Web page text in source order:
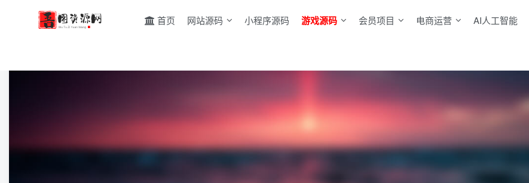
首页 网站源码 小程序源码 游戏源码 会员项目 电商运营 AI人工智能